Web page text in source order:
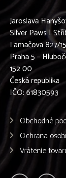
Jaroslava
Silver Paws |
Lamačova 827/15
Praha 5 –
152 00
Česká republika
IČO: 61830593
Obchodné
Ochrana
Vrátenie